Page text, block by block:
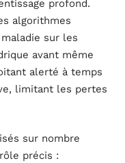
profond.
algorithmes
sur les
avant même
alerté à temps
limitant les pertes
sur nombre
précis :